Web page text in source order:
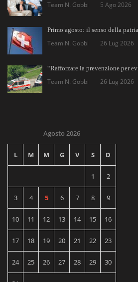
Team N. Gobbi 5 Ago 2026
Primo agosto: il senso della patria
Team N. Gobbi 26 Lug 2026
“Rafforzare la prevenzione per
Team N. Gobbi 26 Lug 2026
Agosto 2026
L M M G V S D
1 2
3 4 5 6 7 8 9
10 11 12 13 14 15 16
17 18 19 20 21 22 23
24 25 26 27 28 29 30